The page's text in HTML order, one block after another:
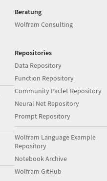
Beratung
Wolfram Consulting
Repositories
Data Repository
Function Repository
Community Paclet Repository
Neural Net Repository
Prompt Repository
Wolfram Language Example
Repository
Notebook Archive
Wolfram GitHub